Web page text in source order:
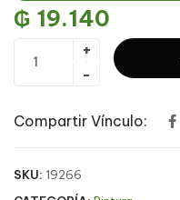
₲ 19.140
Compartir Vínculo:
SKU: 19266